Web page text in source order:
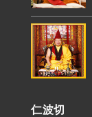
仁波切